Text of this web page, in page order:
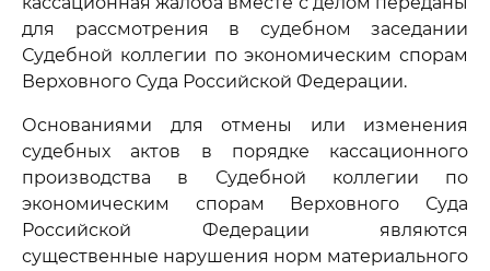
для рассмотрения в судебном заседании
Судебной коллегии по экономическим спорам
Верховного Суда Российской Федерации.
Основаниями для отмены или изменения
судебных актов в порядке кассационного
производства в Судебной коллегии по
экономическим спорам Верховного Суда
Российской Федерации являются
существенные нарушения норм материального